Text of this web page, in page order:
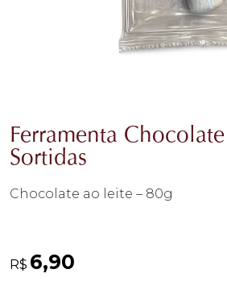
Ferramenta
Sortidas
Chocolate ao leite – 80g
R$ 6,90